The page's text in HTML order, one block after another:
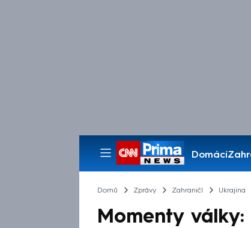
Domácí
Pořady
Domů Zprávy Zahraničí Ukrajina
Momenty